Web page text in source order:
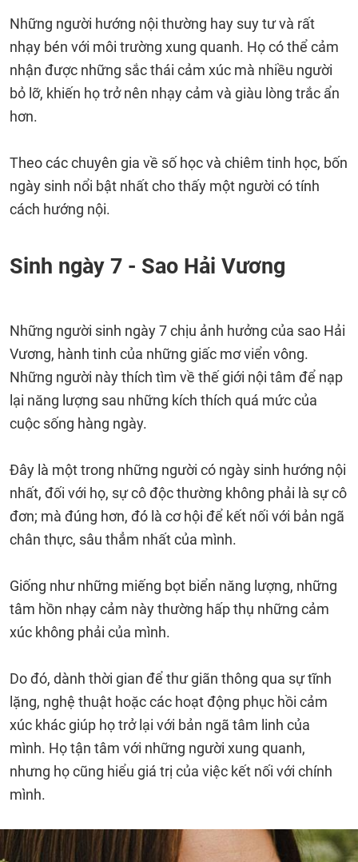
Những người hướng nội thường hay suy tư và rất
nhạy bén với môi trường xung quanh. Họ có thể cảm
nhận được những sắc thái cảm xúc mà nhiều người
bỏ lỡ, khiến họ trở nên nhạy cảm và giàu lòng trắc ẩn
hơn.
Theo các chuyên gia về số học và chiêm tinh học, bốn
ngày sinh nổi bật nhất cho thấy một người có tính
cách hướng nội.
Sinh ngày 7 - Sao Hải Vương
Những người sinh ngày 7 chịu ảnh hưởng của sao Hải
Vương, hành tinh của những giấc mơ viển vông.
Những người này thích tìm về thế giới nội tâm để nạp
lại năng lượng sau những kích thích quá mức của
cuộc sống hàng ngày.
Đây là một trong những người có ngày sinh hướng nội
nhất, đối với họ, sự cô độc thường không phải là sự cô
đơn; mà đúng hơn, đó là cơ hội để kết nối với bản ngã
chân thực, sâu thẳm nhất của mình.
Giống như những miếng bọt biển năng lượng, những
tâm hồn nhạy cảm này thường hấp thụ những cảm
xúc không phải của mình.
Do đó, dành thời gian để thư giãn thông qua sự tĩnh
lặng, nghệ thuật hoặc các hoạt động phục hồi cảm
xúc khác giúp họ trở lại với bản ngã tâm linh của
mình. Họ tận tâm với những người xung quanh,
nhưng họ cũng hiểu giá trị của việc kết nối với chính
mình.